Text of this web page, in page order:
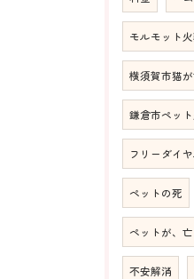
モルモット
横須賀市猫
鎌倉市ペッ
フリーダイ
ペットの死
ペットが、
不安解消